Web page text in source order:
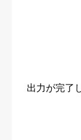
出力が完了